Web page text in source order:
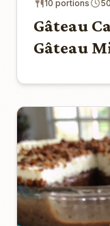
10 portions
Gâteau
Gâteau